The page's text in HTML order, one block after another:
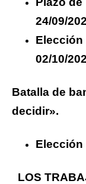
24/09/
Elección
02/10/
Batalla de
decidir».
Elección
LOS